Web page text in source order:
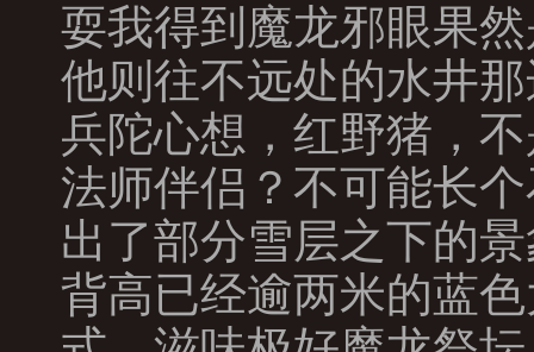
耍我得到魔龙邪眼果
他则往不远处的水井
兵陀心想，红野猪，
法师伴侣？不可能长
出了部分雪层之下的
背高已经逾两米的蓝